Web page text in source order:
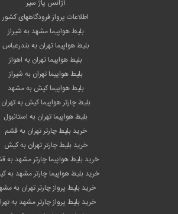
آژانس پاژ سیر
اطلاعات پرواز فرودگاههای کشور
بلیط هواپیما مشهد به شیراز
بلیط هواپیما تهران به بندرعباس
بلیط هواپیما تهران به اهواز
بلیط هواپیما تهران به شیراز
بلیط هواپیما کیش به مشهد
بلیط چارتر هواپیما کیش به تهران
بلیط هواپیما تهران به استانبول
خرید بلیط چارتر تهران به قشم
خرید بلیط چارتر تهران به کیش
خرید بلیط هواپیما چارتر مشهد به
خرید بلیط هواپیما چارتر مشهد به
خرید بلیط پرواز چارتر تهران به
خرید بلیط پرواز چارتر مشهد به